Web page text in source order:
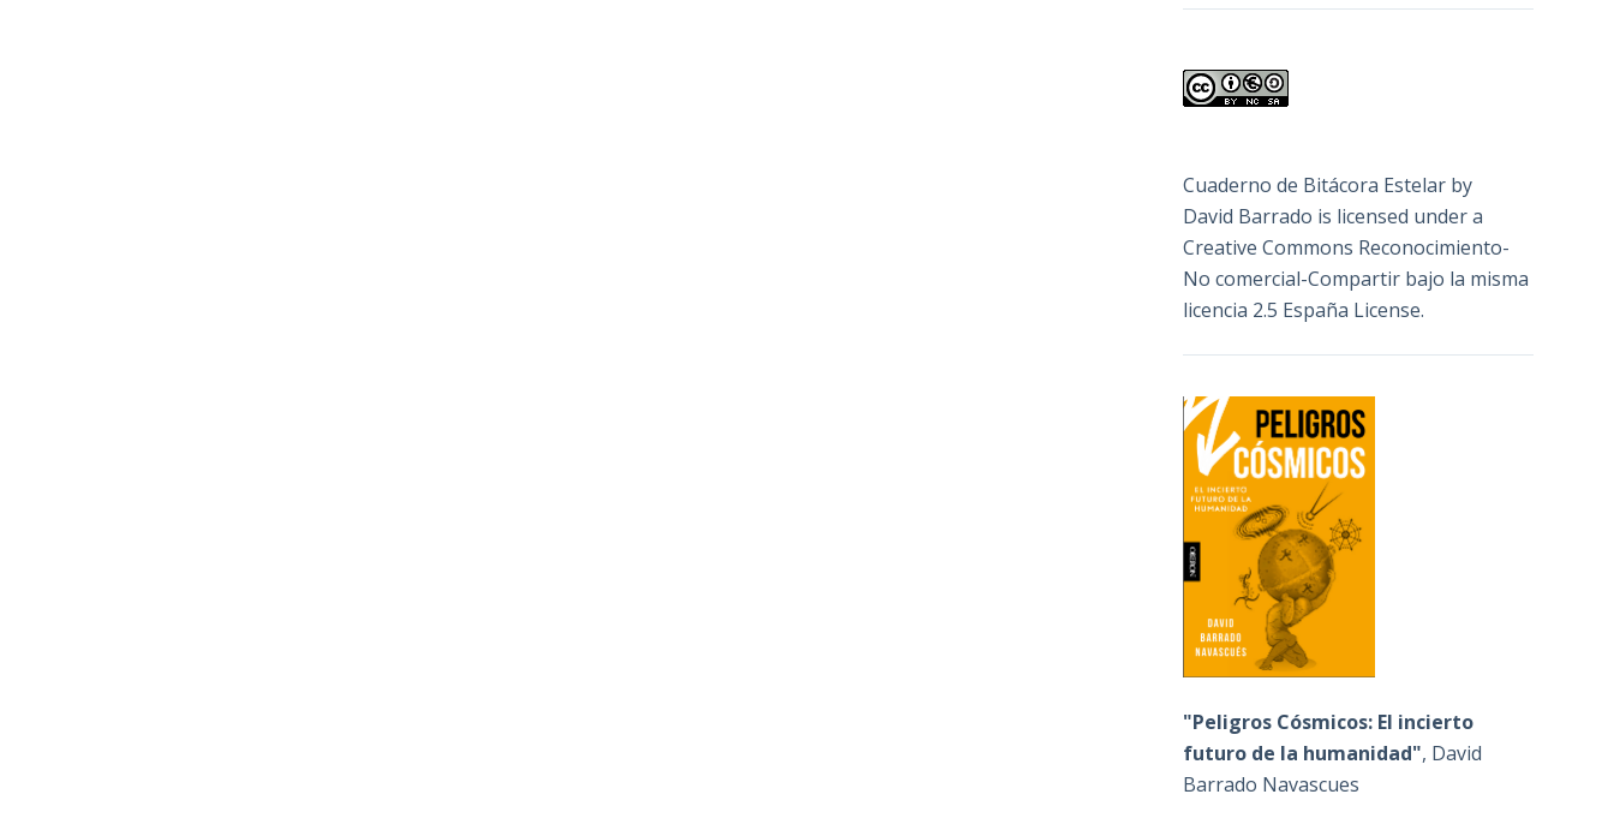
Cuaderno de Bitácora Estelar by
David Barrado is licensed under a
Creative Commons Reconocimiento-
No comercial-Compartir bajo la misma
licencia 2.5 España License.
"Peligros Cósmicos: El incierto
futuro de la humanidad", David
Barrado Navascues